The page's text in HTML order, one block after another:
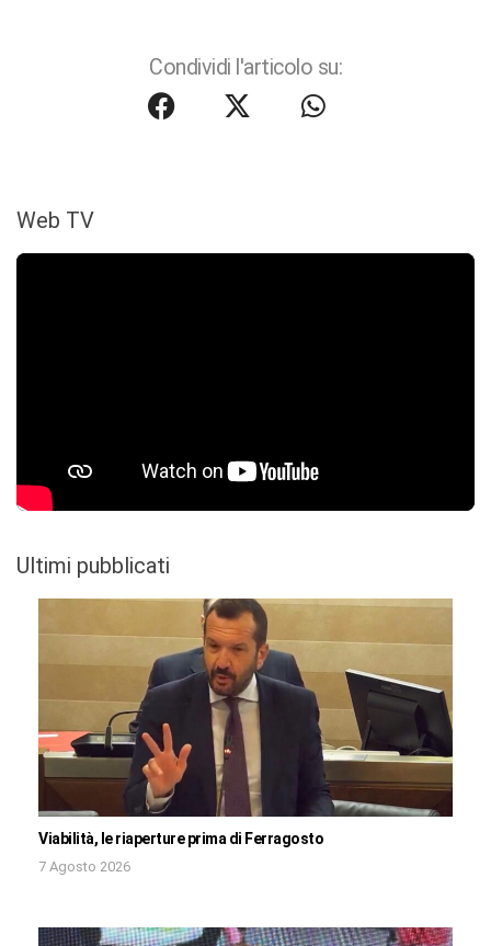
Condividi l'articolo su:
Web TV
Ultimi pubblicati
Viabilità, le riaperture prima di Ferragosto
7 Agosto 2026